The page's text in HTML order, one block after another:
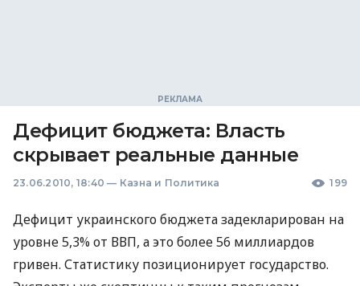
Дефицит бюджета: Власть
скрывает реальные данные
23.06.2010, 18:40 — Казна и Политика 199
Дефицит украинского бюджета задекларирован на
уровне 5,3% от ВВП, а это более 56 миллиардов
гривен. Статистику позиционирует государство.